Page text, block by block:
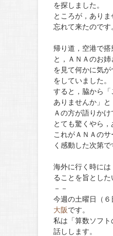
を探しました。
ところが，あり
忘れて来たのです
帰り道，空港で
と，ＡＮＡのお
を見て何かに気
をしていました。
すると，脇から
ありませんか」
Ａの方が語りかけ
とても驚くやら，
これがＡＮＡの
く感動した次第で
海外に行く時に
ることを旨とした
－－
今週の土曜日（６
大阪です。
私は「算数ソフ
話しします。